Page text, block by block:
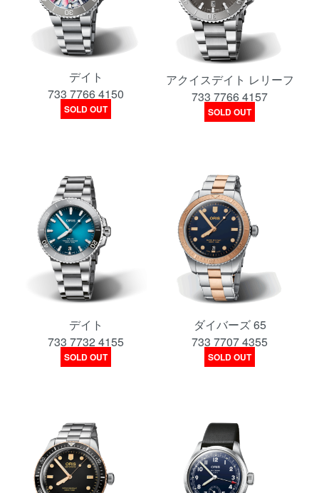
デイト
733 7766 4150
SOLD OUT
アクイスデイト レリーフ
733 7766 4157
SOLD OUT
デイト
733 7732 4155
SOLD OUT
ダイバーズ 65
733 7707 4355
SOLD OUT